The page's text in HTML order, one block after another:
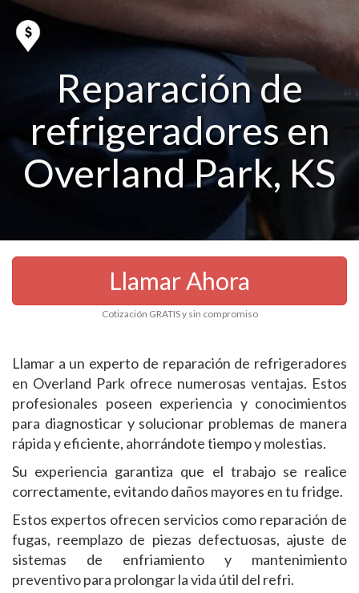
Reparación de
refrigeradores en
Overland Park, KS
Llamar Ahora
Cotización GRATIS y sin compromiso
Llamar a un experto de reparación de refrigeradores
en Overland Park ofrece numerosas ventajas. Estos
profesionales poseen experiencia y conocimientos
para diagnosticar y solucionar problemas de manera
rápida y eficiente, ahorrándote tiempo y molestias.
Su experiencia garantiza que el trabajo se realice
correctamente, evitando daños mayores en tu fridge.
Estos expertos ofrecen servicios como reparación de
fugas, reemplazo de piezas defectuosas, ajuste de
sistemas de enfriamiento y mantenimiento
preventivo para prolongar la vida útil del refri.